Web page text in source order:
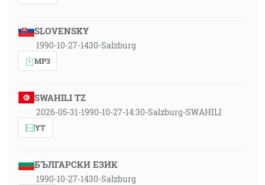
SLOVENSKY
1990-10-27-1430-Salzburg
MP3
SWAHILI TZ
2026-05-31-1990-10-27-14:30-Salzburg-SWAHILI
YT
БЪЛГАРСКИ ЕЗИК
1990-10-27-1430-Salzburg